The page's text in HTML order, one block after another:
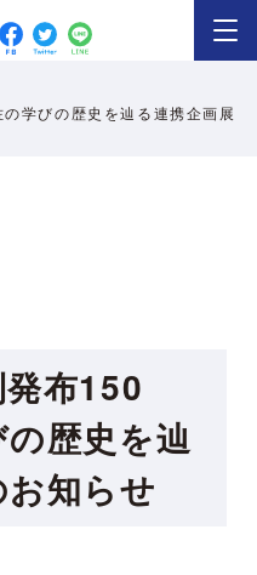
学びの歴史を辿る連携企画展
発布150
歴史を辿
知らせ